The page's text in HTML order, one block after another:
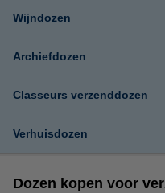
Wijndozen
Archiefdozen
Classeurs verzenddozen
Verhuisdozen
Dozen kopen voor